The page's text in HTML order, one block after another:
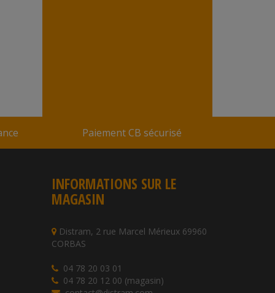
Paiement CB sécurisé
INFORMATIONS SUR LE
MAGASIN
Distram, 2 rue Marcel Mérieux 69960
CORBAS
04 78 20 03 01
04 78 20 12 00 (magasin)